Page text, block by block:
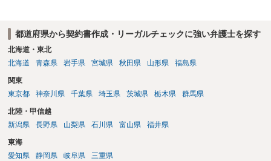
都道府県から契約書作成・リーガルチェックに強い弁護士を探す
北海道・東北
北海道
青森県 岩手県 宮城県 秋田県 山形県 福島県
関東
東京都
神奈川県 千葉県 埼玉県 茨城県 栃木県 群馬県
北陸・甲信越
新潟県
長野県 山梨県 石川県 富山県 福井県
東海
愛知県
静岡県 岐阜県 三重県